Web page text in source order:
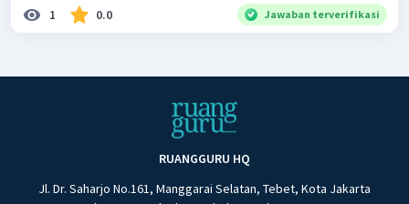
1 0.0 Jawaban terverifikasi
RUANGGURU HQ
Jl. Dr. Saharjo No.161, Manggarai Selatan, Tebet, Kota Jakarta